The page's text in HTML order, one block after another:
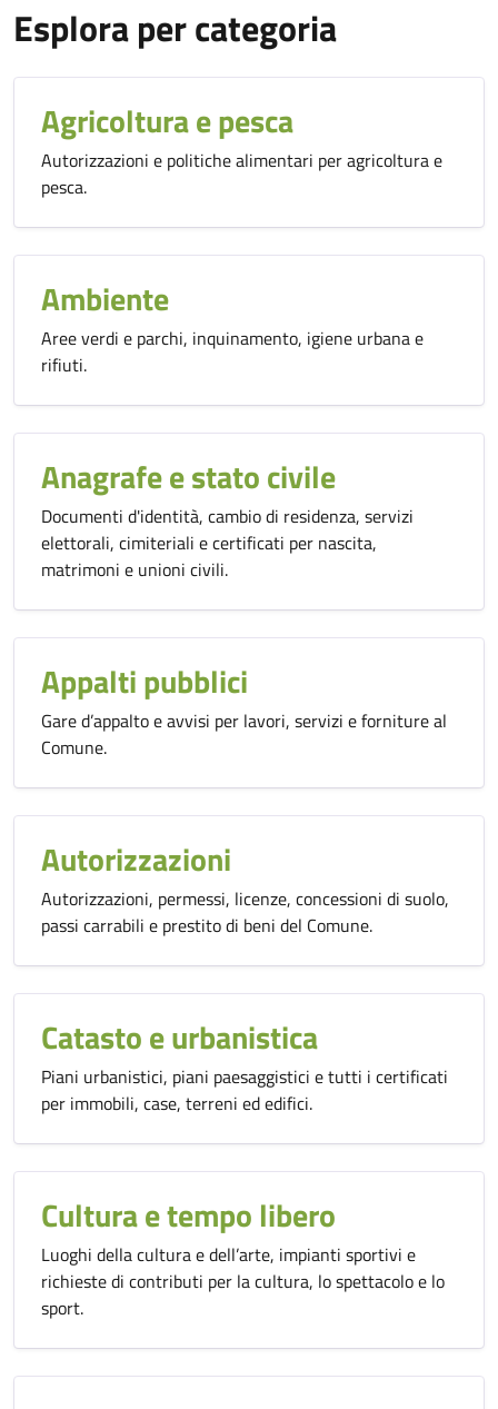
Esplora per categoria
Agricoltura e pesca
Autorizzazioni e politiche alimentari per agricoltura e
pesca.
Ambiente
Aree verdi e parchi, inquinamento, igiene urbana e
rifiuti.
Anagrafe e stato civile
Documenti d'identità, cambio di residenza, servizi
elettorali, cimiteriali e certificati per nascita,
matrimoni e unioni civili.
Appalti pubblici
Gare d’appalto e avvisi per lavori, servizi e forniture al
Comune.
Autorizzazioni
Autorizzazioni, permessi, licenze, concessioni di suolo,
passi carrabili e prestito di beni del Comune.
Catasto e urbanistica
Piani urbanistici, piani paesaggistici e tutti i certificati
per immobili, case, terreni ed edifici.
Cultura e tempo libero
Luoghi della cultura e dell’arte, impianti sportivi e
richieste di contributi per la cultura, lo spettacolo e lo
sport.